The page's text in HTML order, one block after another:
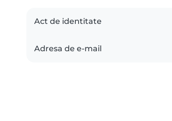
Act de identitate
Adresa de e-mail